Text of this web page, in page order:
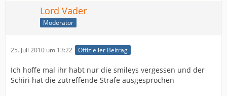
Lord Vader
Moderator
25. Juli 2010 um 13:22 Offizieller Beitrag
Ich hoffe mal ihr habt nur die smileys vergessen und der
Schiri hat die zutreffende Strafe ausgesprochen